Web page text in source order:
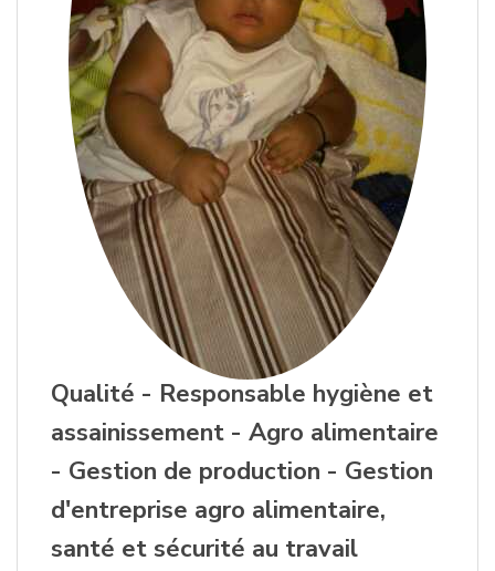
Qualité - Responsable hygiène et
assainissement - Agro alimentaire
- Gestion de production - Gestion
d'entreprise agro alimentaire,
santé et sécurité au travail